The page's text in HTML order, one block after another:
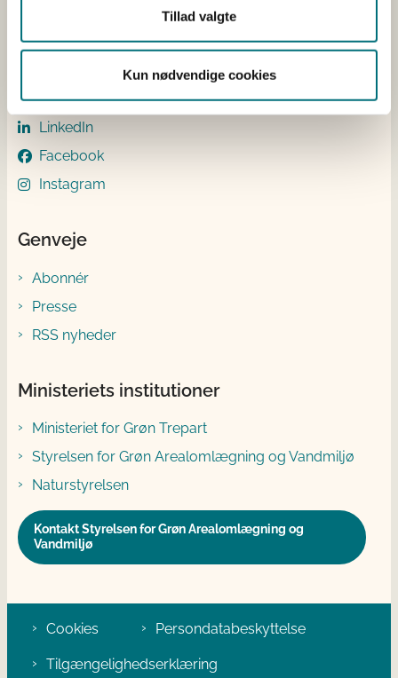
Tillad valgte
Kun nødvendige cookies
Mandag – Torsdag fra 08.30 – 15.00
Fredag fra 08.30 – 14.00
LinkedIn
Facebook
Instagram
Genveje
Abonnér
Presse
RSS nyheder
Ministeriets institutioner
Ministeriet for Grøn Trepart
Styrelsen for Grøn Arealomlægning og Vandmiljø
Naturstyrelsen
Kontakt Styrelsen for Grøn Arealomlægning og
Vandmiljø
Cookies Persondatabeskyttelse
Tilgængelighedserklæring